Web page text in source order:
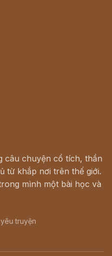
câu chuyện cổ tích, thần
từ khắp nơi trên thế giới.
mình một bài học và
truyện